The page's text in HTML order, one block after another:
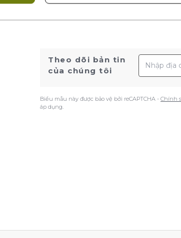
Theo dõi bản tin
của chúng tôi
Địa chỉ
Biểu mẫu này được bảo vệ bởi reCAPTCHA - Chính
áp dụng.